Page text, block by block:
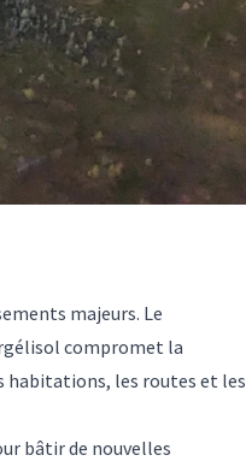
majeurs. Le
compromet la
les routes et les
bâtir de nouvelles